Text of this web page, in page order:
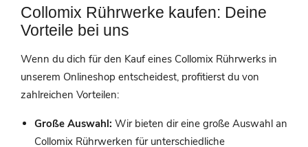
Collomix Rührwerke kaufen: Deine
Vorteile bei uns
Wenn du dich für den Kauf eines Collomix Rührwerks in
unserem Onlineshop entscheidest, profitierst du von
zahlreichen Vorteilen:
Große Auswahl: Wir bieten dir eine große Auswahl an
Collomix Rührwerken für unterschiedliche